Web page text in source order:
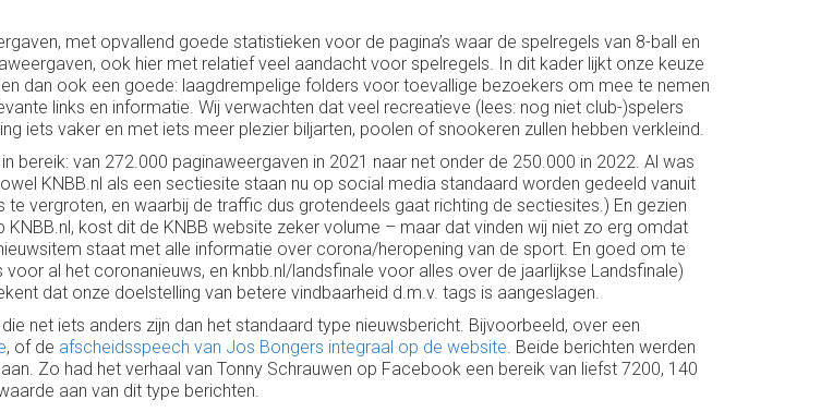
met opvallend goede statistieken voor de pagina’s waar de spelregels van 8-ball en
ook hier met relatief veel aandacht voor spelregels. In dit kader lijkt onze keuze
dan ook een goede: laagdrempelige folders voor toevallige bezoekers om mee te nemen
links en informatie. Wij verwachten dat veel recreatieve (lees: nog niet club-)spelers
iets vaker en met iets meer plezier biljarten, poolen of snookeren zullen hebben verkleind.
bereik: van 272.000 paginaweergaven in 2021 naar net onder de 250.000 in 2022. Al was
KNBB.nl als een sectiesite staan nu op social media standaard worden gedeeld vanuit
vergroten, en waarbij de traffic dus grotendeels gaat richting de sectiesites.) En gezien
kost dit de KNBB website zeker volume – maar dat vinden wij niet zo erg omdat
staat met alle informatie over corona/heropening van de sport. En goed om te
al het coronanieuws, en knbb.nl/landsfinale voor alles over de jaarlijkse Landsfinale)
dat onze doelstelling van betere vindbaarheid d.m.v. tags is aangeslagen.
net iets anders zijn dan het standaard type nieuwsbericht. Bijvoorbeeld, over een
, of de afscheidsspeech van Jos Bongers integraal op de website. Beide berichten werden
Zo had het verhaal van Tonny Schrauwen op Facebook een bereik van liefst 7200, 140
aan van dit type berichten.